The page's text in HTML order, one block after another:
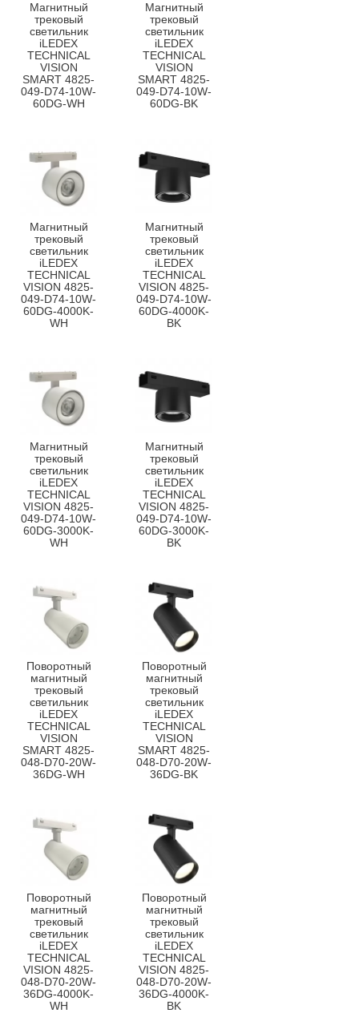
Магнитный
трековый
светильник
iLEDEX
TECHNICAL
VISION
SMART 4825-
049-D74-10W-
60DG-WH
Магнитный
трековый
светильник
iLEDEX
TECHNICAL
VISION
SMART 4825-
049-D74-10W-
60DG-BK
Магнитный
трековый
светильник
iLEDEX
TECHNICAL
VISION 4825-
049-D74-10W-
60DG-4000K-
WH
Магнитный
трековый
светильник
iLEDEX
TECHNICAL
VISION 4825-
049-D74-10W-
60DG-4000K-
BK
Магнитный
трековый
светильник
iLEDEX
TECHNICAL
VISION 4825-
049-D74-10W-
60DG-3000K-
WH
Магнитный
трековый
светильник
iLEDEX
TECHNICAL
VISION 4825-
049-D74-10W-
60DG-3000K-
BK
Поворотный
магнитный
трековый
светильник
iLEDEX
TECHNICAL
VISION
SMART 4825-
048-D70-20W-
36DG-WH
Поворотный
магнитный
трековый
светильник
iLEDEX
TECHNICAL
VISION
SMART 4825-
048-D70-20W-
36DG-BK
Поворотный
магнитный
трековый
светильник
iLEDEX
TECHNICAL
VISION 4825-
048-D70-20W-
36DG-4000K-
WH
Поворотный
магнитный
трековый
светильник
iLEDEX
TECHNICAL
VISION 4825-
048-D70-20W-
36DG-4000K-
BK